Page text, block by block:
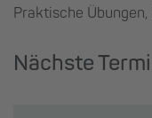
Praktische
Nächste